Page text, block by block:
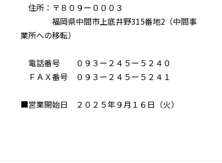
住所：〒８０９ー０００３
福岡県中間市上底井野315番地2（中間事
業所への移転）
電話番号 ０９３ー２４５ー５２４０
ＦＡＸ番号 ０９３ー２４５ー５２４１
■営業開始日 ２０２５年９月１６日（火）